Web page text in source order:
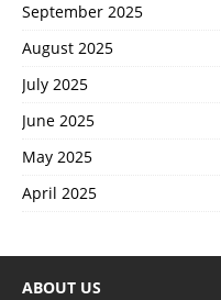
September 2025
August 2025
July 2025
June 2025
May 2025
April 2025
ABOUT US